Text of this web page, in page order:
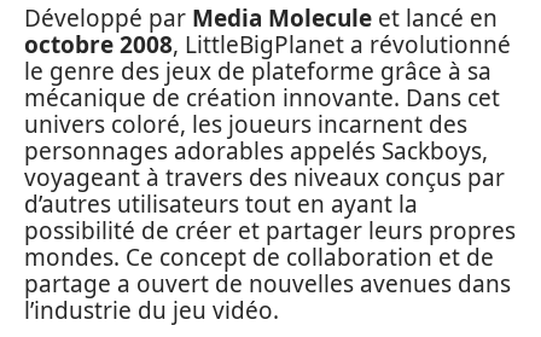
Développé par Media Molecule et lancé en
octobre 2008, LittleBigPlanet a révolutionné
le genre des jeux de plateforme grâce à sa
mécanique de création innovante. Dans cet
univers coloré, les joueurs incarnent des
personnages adorables appelés Sackboys,
voyageant à travers des niveaux conçus par
d’autres utilisateurs tout en ayant la
possibilité de créer et partager leurs propres
mondes. Ce concept de collaboration et de
partage a ouvert de nouvelles avenues dans
l’industrie du jeu vidéo.